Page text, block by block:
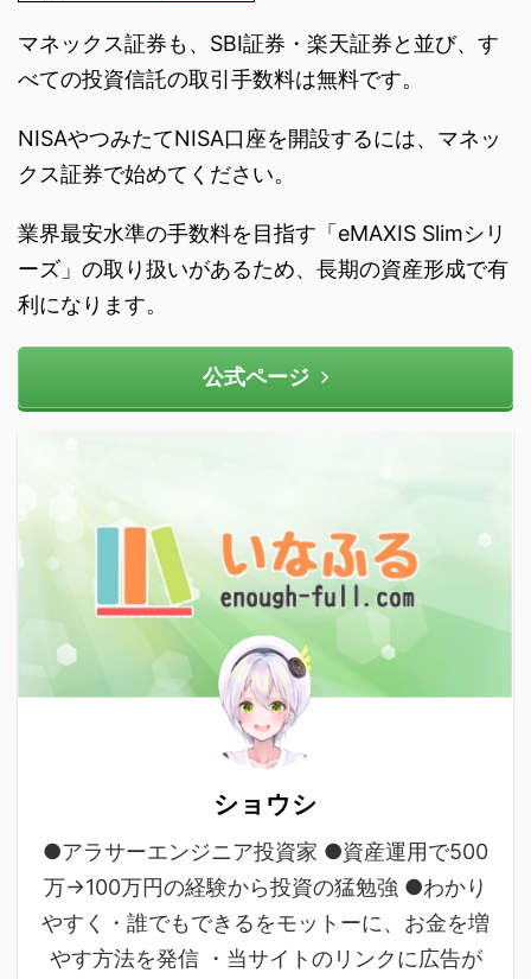
マネックス証券も、SBI証券・楽天証券と並び、す
べての投資信託の取引手数料は無料です。
NISAやつみたてNISA口座を開設するには、マネッ
クス証券で始めてください。
業界最安水準の手数料を目指す「eMAXIS Slimシリ
ーズ」の取り扱いがあるため、長期の資産形成で有
利になります。
公式ページ
ショウシ
●アラサーエンジニア投資家 ●資産運用で500
万→100万円の経験から投資の猛勉強 ●わかり
やすく・誰でもできるをモットーに、お金を増
やす方法を発信 ・当サイトのリンクに広告が